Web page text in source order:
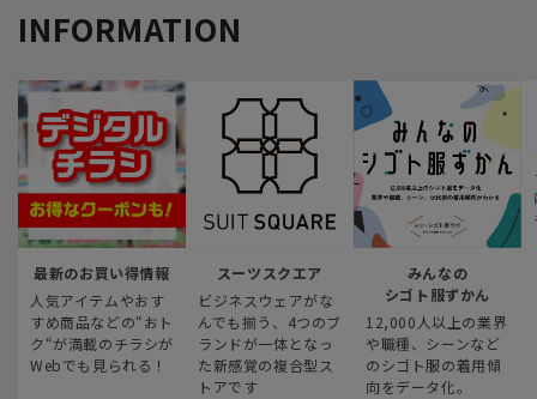
INFORMATION
最新のお買い得情報
人気アイテムやおす
すめ商品などの“おト
ク“が満載のチラシが
Webでも見られる！
スーツスクエア
ビジネスウェアがな
んでも揃う、4つのブ
ランドが一体となっ
た新感覚の複合型ス
トアです
みんなの
シゴト服ずかん
12,000人以上の業界
や職種、シーンなど
のシゴト服の着用傾
向をデータ化。